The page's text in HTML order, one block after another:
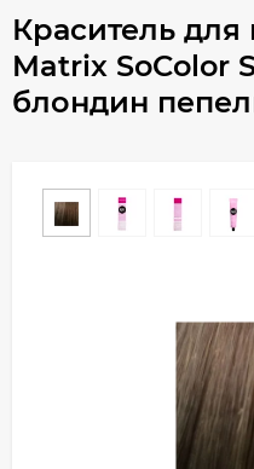
Краситель для
Matrix SoColor
блондин